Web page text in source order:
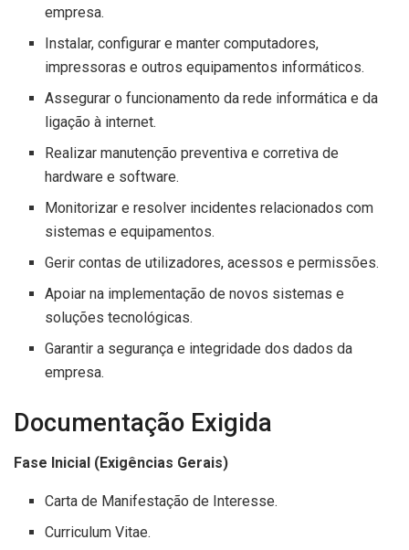
empresa.
Instalar, configurar e manter computadores,
impressoras e outros equipamentos informáticos.
Assegurar o funcionamento da rede informática e da
ligação à internet.
Realizar manutenção preventiva e corretiva de
hardware e software.
Monitorizar e resolver incidentes relacionados com
sistemas e equipamentos.
Gerir contas de utilizadores, acessos e permissões.
Apoiar na implementação de novos sistemas e
soluções tecnológicas.
Garantir a segurança e integridade dos dados da
empresa.
Documentação Exigida
Fase Inicial (Exigências Gerais)
Carta de Manifestação de Interesse.
Curriculum Vitae.